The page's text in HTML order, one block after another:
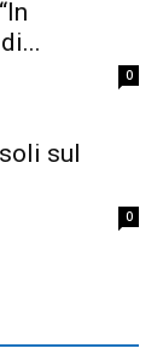
0
sul
0